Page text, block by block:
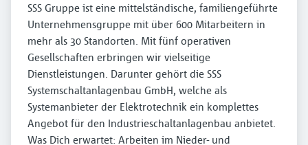
SSS Gruppe ist eine mittelständische, familiengeführte
Unternehmensgruppe mit über 600 Mitarbeitern in
mehr als 30 Standorten. Mit fünf operativen
Gesellschaften erbringen wir vielseitige
Dienstleistungen. Darunter gehört die SSS
Systemschaltanlagenbau GmbH, welche als
Systemanbieter der Elektrotechnik ein komplettes
Angebot für den Industrieschaltanlagenbau anbietet.
Was Dich erwartet: Arbeiten im Nieder- und